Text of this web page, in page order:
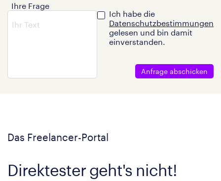
Ihre Frage
Ich habe die
Datenschutzbestimmungen
gelesen und bin damit
einverstanden.
Anfrage abschicken
Das Freelancer-Portal
Direktester geht's nicht!